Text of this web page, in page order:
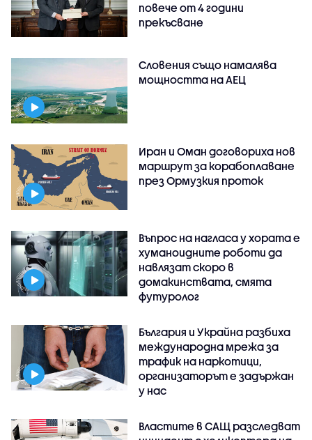
повече от 4 години
прекъсване
Словения също намалява
мощността на АЕЦ
Иран и Оман договориха нов
маршрут за корабоплаване
през Ормузкия проток
Въпрос на нагласа у хората е
хуманоидните роботи да
навлязат скоро в
домакинствата, смята
футуролог
България и Украйна разбиха
международна мрежа за
трафик на наркотици,
организаторът е задържан
у нас
Властите в САЩ разследват